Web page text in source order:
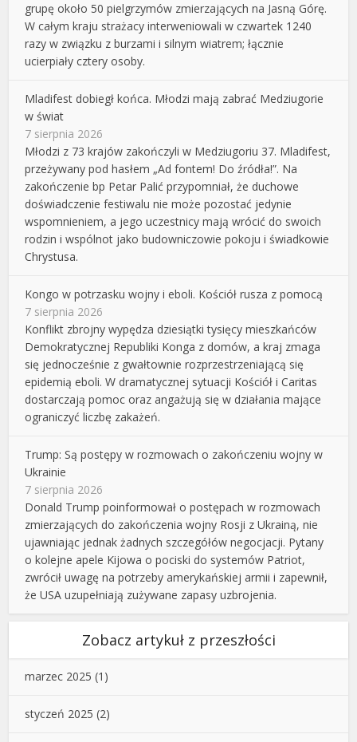
grupę około 50 pielgrzymów zmierzających na Jasną Górę.
W całym kraju strażacy interweniowali w czwartek 1240
razy w związku z burzami i silnym wiatrem; łącznie
ucierpiały cztery osoby.
Mladifest dobiegł końca. Młodzi mają zabrać Medziugorie
w świat
7 sierpnia 2026
Młodzi z 73 krajów zakończyli w Medziugoriu 37. Mladifest,
przeżywany pod hasłem „Ad fontem! Do źródła!”. Na
zakończenie bp Petar Palić przypomniał, że duchowe
doświadczenie festiwalu nie może pozostać jedynie
wspomnieniem, a jego uczestnicy mają wrócić do swoich
rodzin i wspólnot jako budowniczowie pokoju i świadkowie
Chrystusa.
Kongo w potrzasku wojny i eboli. Kościół rusza z pomocą
7 sierpnia 2026
Konflikt zbrojny wypędza dziesiątki tysięcy mieszkańców
Demokratycznej Republiki Konga z domów, a kraj zmaga
się jednocześnie z gwałtownie rozprzestrzeniającą się
epidemią eboli. W dramatycznej sytuacji Kościół i Caritas
dostarczają pomoc oraz angażują się w działania mające
ograniczyć liczbę zakażeń.
Trump: Są postępy w rozmowach o zakończeniu wojny w
Ukrainie
7 sierpnia 2026
Donald Trump poinformował o postępach w rozmowach
zmierzających do zakończenia wojny Rosji z Ukrainą, nie
ujawniając jednak żadnych szczegółów negocjacji. Pytany
o kolejne apele Kijowa o pociski do systemów Patriot,
zwrócił uwagę na potrzeby amerykańskiej armii i zapewnił,
że USA uzupełniają zużywane zapasy uzbrojenia.
Zobacz artykuł z przeszłości
marzec 2025 (1)
styczeń 2025 (2)